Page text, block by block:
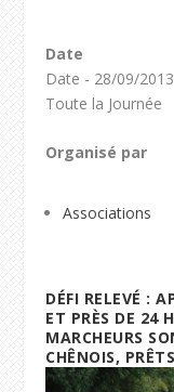
Date
Date - 28/09/
Toute la Journée
Organisé par
Associations
DÉFI RELEVÉ :
ET PRÈS DE 24
MARCHEURS
CHÊNOIS,